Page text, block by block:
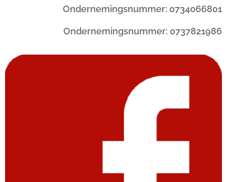
Ondernemingsnummer: 0734066801
Ondernemingsnummer: 0737821986